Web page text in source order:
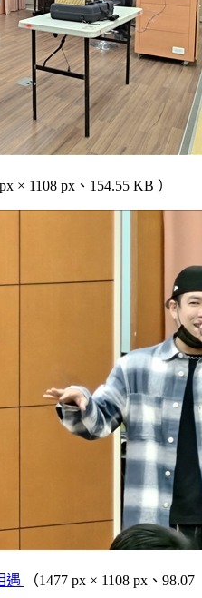
px × 1108 px、154.55 KB ）
遇
（1477 px × 1108 px、98.07